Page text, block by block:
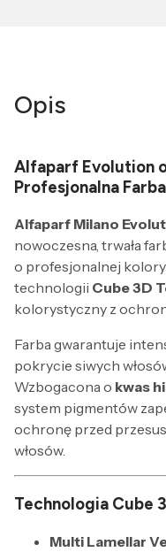
Opis
Alfaparf Evolution
Profesjonalna
Alfaparf Milano
nowoczesna, trwała
o profesjonalnej
technologii Cube 3D
kolorystyczny z
Farba gwarantuje
pokrycie siwych
Wzbogacona o kwas
system pigmentów
ochronę przed
włosów.
Technologia Cube
Multi Lamellar